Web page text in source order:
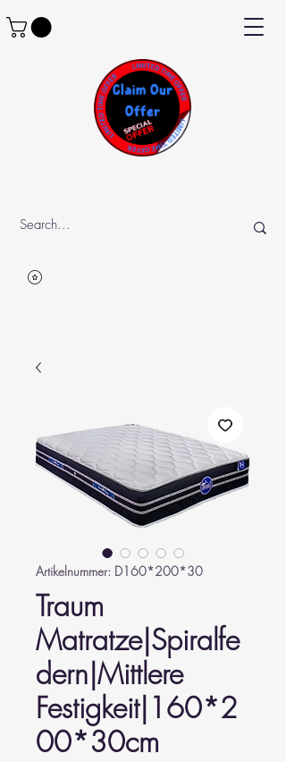
Artikelnummer: D160*200*30
Traum
Matratze|Spiralfe
dern|Mittlere
Festigkeit|160*2
00*30cm